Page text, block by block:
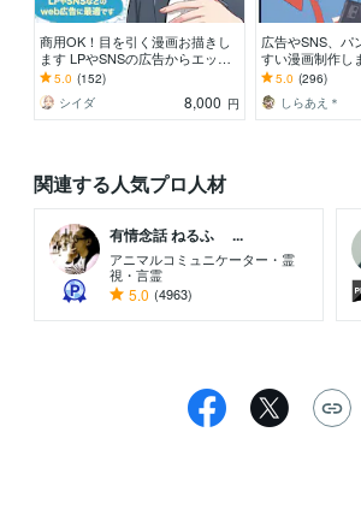
商用OK！目を引く漫画お描きし
ます LPやSNSの広告からエッセ
イ、youtubeなど幅広く対応
5.0 (152)
シイダ
8,000 円
広告やSNS、パ
すい漫画制作し
伝わりやすい、
お作りします！
5.0 (296)
しらあえ＊
関連する人気プロ人材
有情念話 ねるふ ...
アニマルコミュニケーター・霊
視・言霊
5.0 (4963)